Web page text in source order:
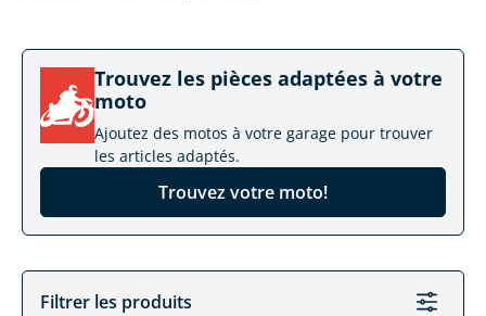
Trouvez les pièces adaptées à votre
moto
Ajoutez des motos à votre garage pour trouver
les articles adaptés.
Trouvez votre moto!
Filtrer les produits